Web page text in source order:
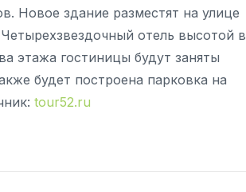
Новое здание разместят на улице
отель высотой в
этажа гостиницы будут заняты
будет построена парковка на
tour52.ru